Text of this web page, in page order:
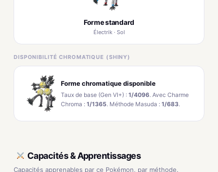
Forme standard
Électrik · Sol
DISPONIBILITÉ CHROMATIQUE (SHINY)
Forme chromatique disponible
Taux de base (Gen VI+) : 1/4096. Avec Charme
Chroma : 1/1365. Méthode Masuda : 1/683.
Capacités & Apprentissages
Capacités apprenables par ce Pokémon, par méthode.